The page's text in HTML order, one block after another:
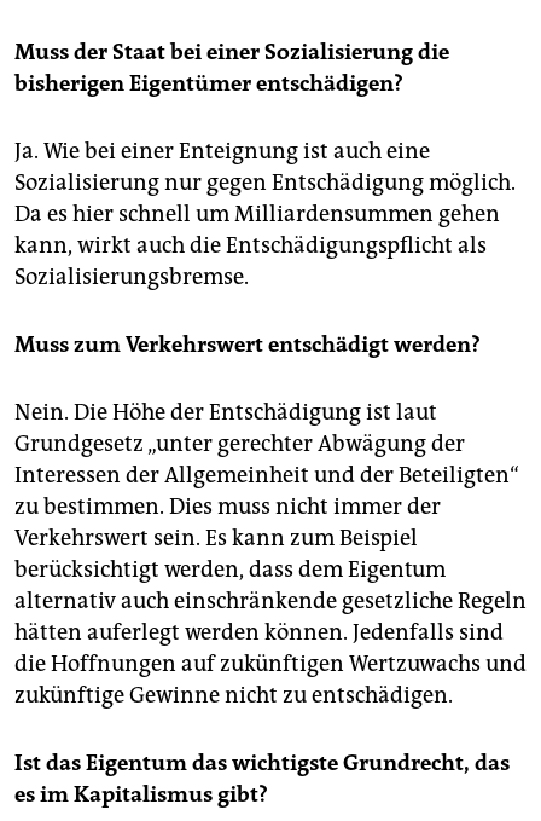
Muss der Staat bei einer Sozialisierung die
bisherigen Eigentümer entschädigen?
Ja. Wie bei einer Enteignung ist auch eine
Sozialisierung nur gegen Entschädigung möglich.
Da es hier schnell um Milliardensummen gehen
kann, wirkt auch die Entschädigungspflicht als
Sozialisierungsbremse.
Muss zum Verkehrswert entschädigt werden?
Nein. Die Höhe der Entschädigung ist laut
Grundgesetz „unter gerechter Abwägung der
Interessen der Allgemeinheit und der Beteiligten“
zu bestimmen. Dies muss nicht immer der
Verkehrswert sein. Es kann zum Beispiel
berücksichtigt werden, dass dem Eigentum
alternativ auch einschränkende gesetzliche Regeln
hätten auferlegt werden können. Jedenfalls sind
die Hoffnungen auf zukünftigen Wertzuwachs und
zukünftige Gewinne nicht zu entschädigen.
Ist das Eigentum das wichtigste Grundrecht, das
es im Kapitalismus gibt?